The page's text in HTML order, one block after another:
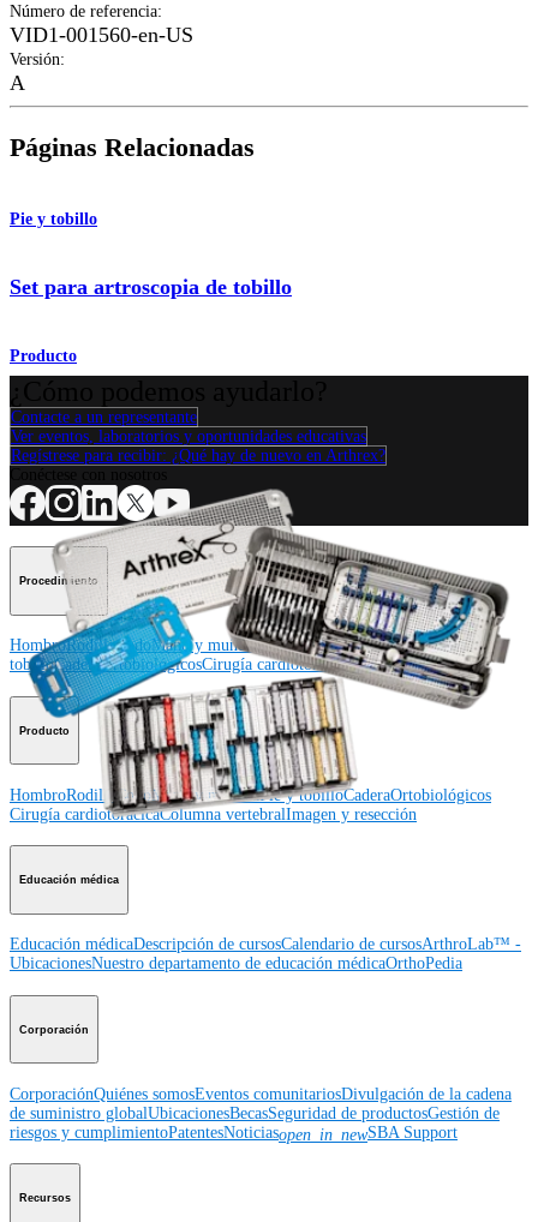
Número de referencia:
VID1-001560-en-US
Versión:
A
Páginas Relacionadas
Pie y tobillo
Set para artroscopia de tobillo
Producto
Contacte a un representante
Ver eventos, laboratorios y oportunidades educativas
Regístrese para recibir: ¿Qué hay de nuevo en Arthrex?
Procedimiento
HombroRodillaCodoMano y muñecaPie y
tobilloCaderaOrtobiológicosCirugía cardiotorácicaColumna vertebral
Producto
HombroRodillaCodoMano y muñecaPie y tobilloCaderaOrtobiológicos
Cirugía cardiotorácicaColumna vertebralImagen y resección
Educación médica
Educación médicaDescripción de cursosCalendario de cursosArthroLab™ -
UbicacionesNuestro departamento de educación médicaOrthoPedia
Corporación
CorporaciónQuiénes somosEventos comunitariosDivulgación de la cadena
de suministro globalUbicacionesBecasSeguridad de productosGestión de
riesgos y cumplimientoPatentesNoticiasopen_in_newSBA Support
Recursos